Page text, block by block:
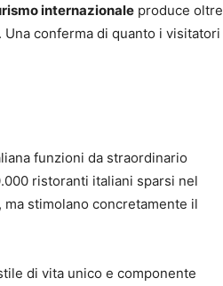
internazionale produce oltre
conferma di quanto i visitatori
funzioni da straordinario
ristoranti italiani sparsi nel
ma stimolano concretamente il
di vita unico e componente